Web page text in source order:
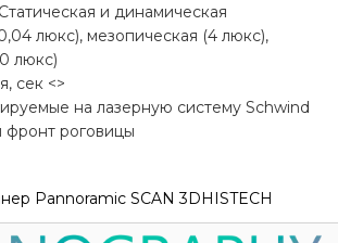
и динамическая
люкс), мезопическая (4 люкс),
люкс)
сек <>
на лазерную систему Schwind
роговицы
Pannoramic SCAN 3DHISTECH